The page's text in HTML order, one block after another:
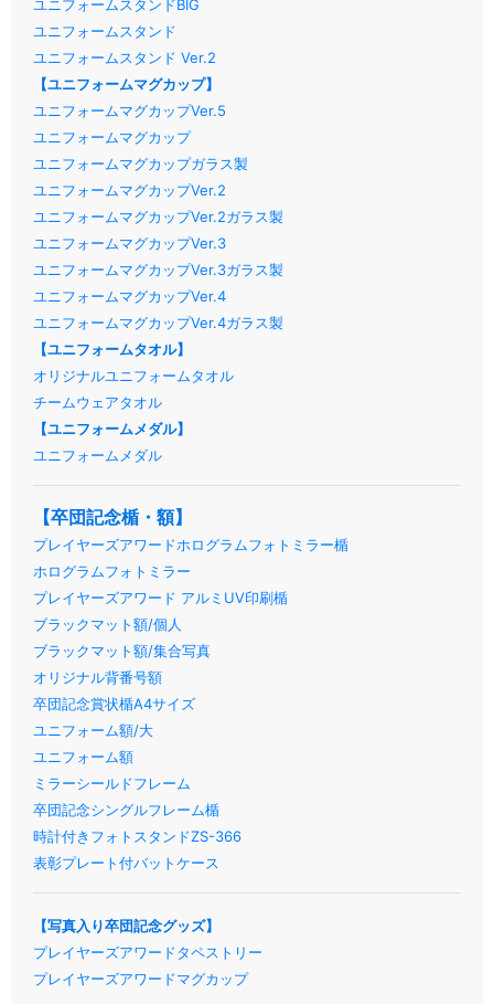
ユニフォームスタンドBIG
ユニフォームスタンド
ユニフォームスタンド Ver.2
【ユニフォームマグカップ】
ユニフォームマグカップVer.5
ユニフォームマグカップ
ユニフォームマグカップガラス製
ユニフォームマグカップVer.2
ユニフォームマグカップVer.2ガラス製
ユニフォームマグカップVer.3
ユニフォームマグカップVer.3ガラス製
ユニフォームマグカップVer.4
ユニフォームマグカップVer.4ガラス製
【ユニフォームタオル】
オリジナルユニフォームタオル
チームウェアタオル
【ユニフォームメダル】
ユニフォームメダル
【卒団記念楯・額】
プレイヤーズアワードホログラムフォトミラー楯
ホログラムフォトミラー
プレイヤーズアワード アルミUV印刷楯
ブラックマット額/個人
ブラックマット額/集合写真
オリジナル背番号額
卒団記念賞状楯A4サイズ
ユニフォーム額/大
ユニフォーム額
ミラーシールドフレーム
卒団記念シングルフレーム楯
時計付きフォトスタンドZS-366
表彰プレート付バットケース
【写真入り卒団記念グッズ】
プレイヤーズアワードタペストリー
プレイヤーズアワードマグカップ